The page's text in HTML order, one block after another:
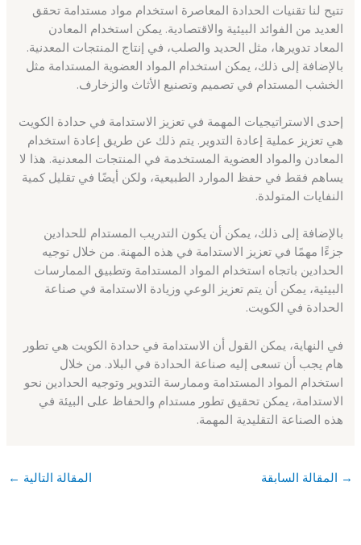
تتيح لنا تقنيات الحدادة المعاصرة استخدام مواد مستدامة تحقق
العديد من الفوائد البيئية والاقتصادية. يمكن استخدام المعادن
المعاد تدويرها، مثل الحديد والصلب، في إنتاج المنتجات المعدنية.
بالإضافة إلى ذلك، يمكن استخدام المواد العضوية المستدامة مثل
الخشب المستدام في تصميم وتصنيع الأثاث والزخارف.
إحدى الاستراتيجيات المهمة في تعزيز الاستدامة في حدادة الكويت
هي تعزيز عملية إعادة التدوير. يتم ذلك عن طريق إعادة استخدام
المعادن والمواد العضوية المستخدمة في المنتجات المعدنية. هذا لا
يساهم فقط في حفظ الموارد الطبيعية، ولكن أيضًا في تقليل كمية
النفايات المتولدة.
بالإضافة إلى ذلك، يمكن أن يكون التدريب المستدام للحدادين
جزءًا مهمًا في تعزيز الاستدامة في هذه المهنة. من خلال توجيه
الحدادين باتجاه استخدام المواد المستدامة وتطبيق الممارسات
البيئية، يمكن أن يتم تعزيز الوعي وزيادة الاستدامة في صناعة
الحدادة في الكويت.
في النهاية، يمكن القول أن الاستدامة في حدادة الكويت هي تطور
هام يجب أن تسعى إليه صناعة الحدادة في البلاد. من خلال
استخدام المواد المستدامة وممارسة التدوير وتوجيه الحدادين نحو
الاستدامة، يمكن تحقيق تطور مستدام والحفاظ على البيئة في
هذه الصناعة التقليدية المهمة.
→ المقالة السابقة المقالة التالية ←